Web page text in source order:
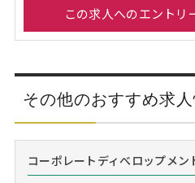
この求人へのエントリ
その他のおすすめ求
コーポレートディべロップメン